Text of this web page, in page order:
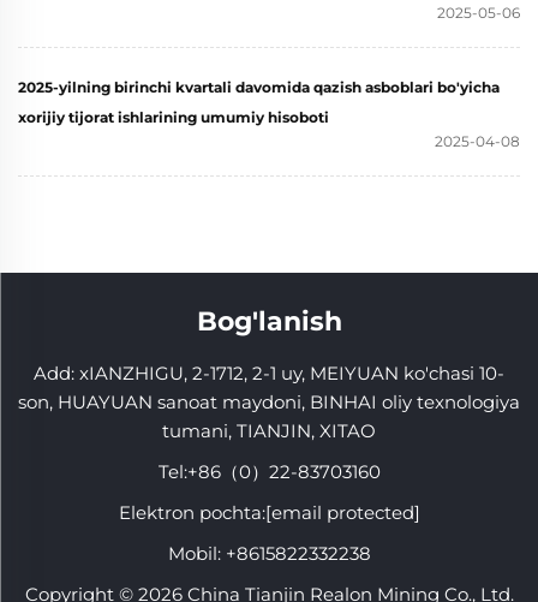
2025-05-06
2025-yilning birinchi kvartali davomida qazish asboblari bo'yicha
xorijiy tijorat ishlarining umumiy hisoboti
2025-04-08
Bog'lanish
Add: xIANZHIGU, 2-1712, 2-1 uy, MEIYUAN ko'chasi 10-
son, HUAYUAN sanoat maydoni, BINHAI oliy texnologiya
tumani, TIANJIN, XITAO
Tel:+86（0）22-83703160
Elektron pochta:[email protected]
Mobil: +8615822332238
Copyright © 2026 China Tianjin Realon Mining Co., Ltd.